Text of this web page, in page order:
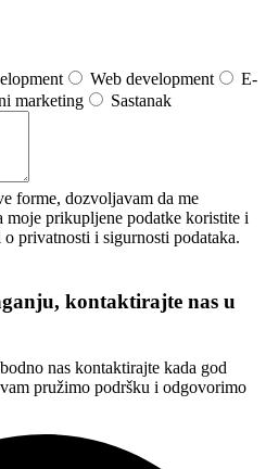
Web development
E-
marketing Sastanak
forme, dozvoljavam da me
moje prikupljene podatke koristite i
privatnosti i sigurnosti podataka.
kontaktirajte nas u
nas kontaktirajte kada god
pružimo podršku i odgovorimo